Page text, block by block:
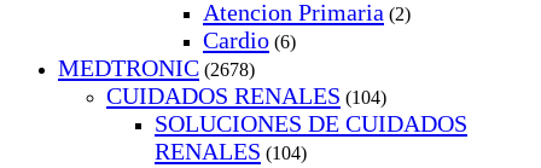
Atencion Primaria (2)
Cardio (6)
MEDTRONIC (2678)
CUIDADOS RENALES (104)
SOLUCIONES DE CUIDADOS
RENALES (104)